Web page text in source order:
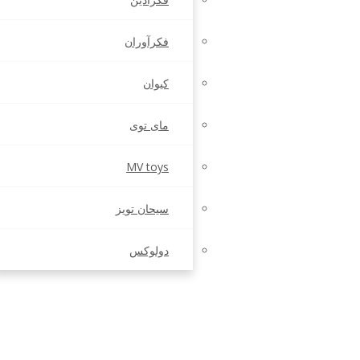
فکرآوران
کیوان
مای توی
MV toys
سیحان تویز
دولوکس